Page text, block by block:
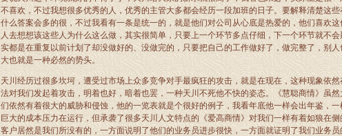
不喜欢，不过我想很多优秀的人，优秀的主管大多都会经历一段加班的日子。要解释清楚这
什么答案会多的很，不过我看有一条是统一的，就是他们对公司从心底是热爱的，他们喜欢
人去想想该这些人为什么这么做，其实很简单，只要上一个环节多点仔细，下一个环节就不
实都是在重复以前计划了却没做好的、没做完的，只要把自己的工作做好了，做完整了，别
大也就是一种必然的势头。
天川经历过很多坎坷，遭受过市场上众多竞争对手最疯狂的攻击，就是在现在，这种现象依
法对我们发起着攻击，明着也好，暗着也罢，一种天川不死他不快的姿态。《慧聪商情》虽
们依然有着很大的威胁和侵蚀，他的一览表就是个很好的例子，我看年底他一样会出年鉴，
巨大的成本压力在运行，但承袭了很多天川人文特点的《爱高商情》对我们一样有着如狼在
客户居然是我们所没有的，一方面说明了他们的业务员进步很快，一方面就证明了我们业务员